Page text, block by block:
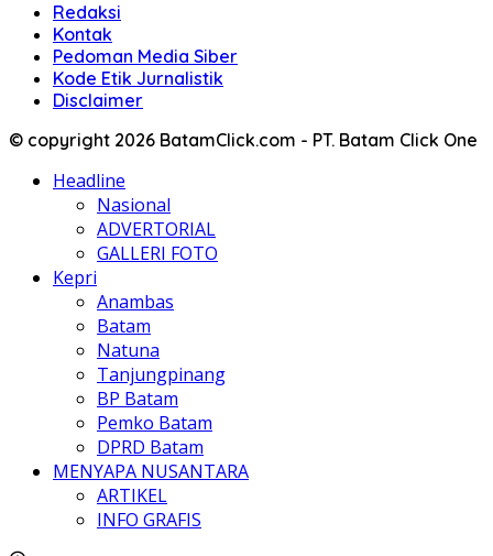
Redaksi
Kontak
Pedoman Media Siber
Kode Etik Jurnalistik
Disclaimer
© copyright 2026 BatamClick.com - PT. Batam Click One
Headline
Nasional
ADVERTORIAL
GALLERI FOTO
Kepri
Anambas
Batam
Natuna
Tanjungpinang
BP Batam
Pemko Batam
DPRD Batam
MENYAPA NUSANTARA
ARTIKEL
INFO GRAFIS